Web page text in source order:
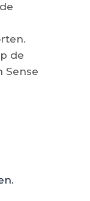
de
Sense